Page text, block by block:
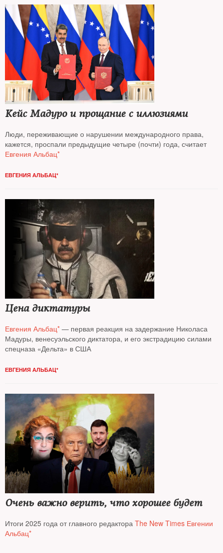
Кейс Мадуро и прощание с иллюзиями
Люди, переживающие о нарушении международного права,
кажется, проспали предыдущие четыре (почти) года, считает
Евгения Альбац*
ЕВГЕНИЯ АЛЬБАЦ*
Цена диктатуры
Евгения Альбац* — первая реакция на задержание Николаса
Мадуры, венесуэльского диктатора, и его экстрадицию силами
спецназа «Дельта» в США
ЕВГЕНИЯ АЛЬБАЦ*
Очень важно верить, что хорошее будет
Итоги 2025 года от главного редактора The New Times Евгении
Альбац*